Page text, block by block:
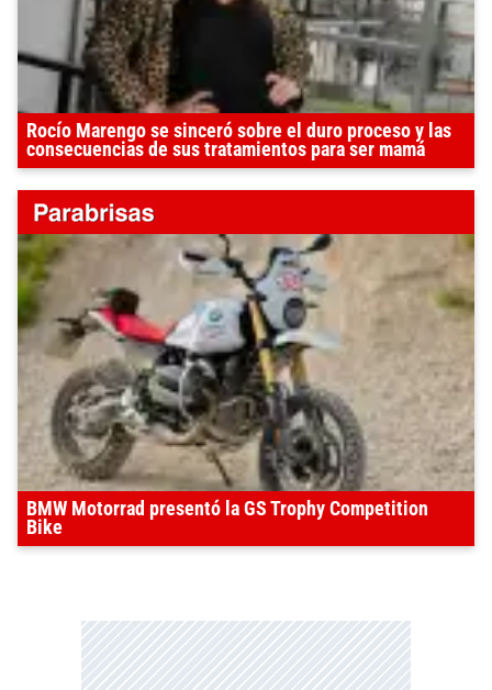
Rocío Marengo se sinceró sobre el duro proceso y las
consecuencias de sus tratamientos para ser mamá
BMW Motorrad presentó la GS Trophy Competition
Bike